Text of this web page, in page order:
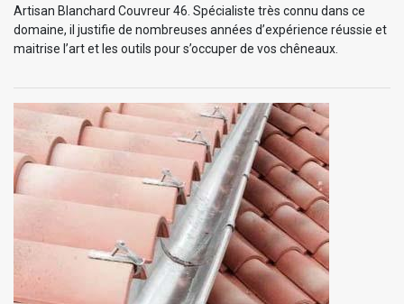
Artisan Blanchard Couvreur 46. Spécialiste très connu dans ce
domaine, il justifie de nombreuses années d’expérience réussie et
maitrise l’art et les outils pour s’occuper de vos chêneaux.